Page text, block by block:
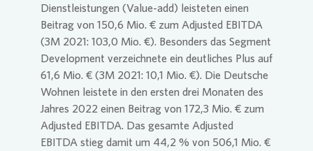
Dienstleistungen (Value-add) leisteten einen
Beitrag von 150,6 Mio. € zum Adjusted EBITDA
(3M 2021: 103,0 Mio. €). Besonders das Segment
Development verzeichnete ein deutliches Plus auf
61,6 Mio. € (3M 2021: 10,1 Mio. €). Die Deutsche
Wohnen leistete in den ersten drei Monaten des
Jahres 2022 einen Beitrag von 172,3 Mio. € zum
Adjusted EBITDA. Das gesamte Adjusted
EBITDA stieg damit um 44,2 % von 506,1 Mio. €